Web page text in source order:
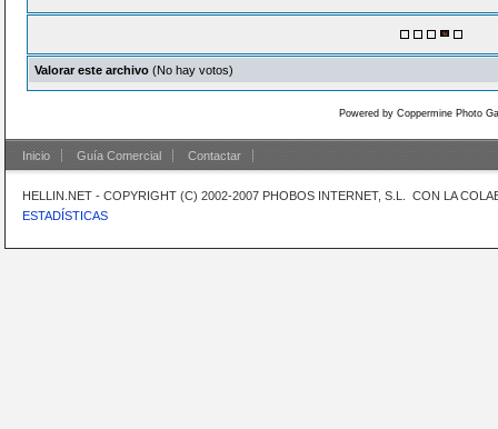
Valorar este archivo (No hay votos)
Powered by Coppermine Photo
Inicio Guía Comercial Contactar
HELLIN.NET - COPYRIGHT (C) 2002-2007 PHOBOS INTERNET, S.L. CON LA
ESTADÍSTICAS